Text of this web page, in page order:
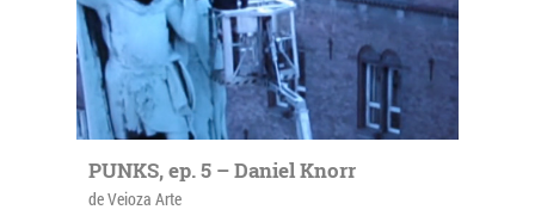
PUNKS, ep. 5 – Daniel Knorr
de Veioza Arte